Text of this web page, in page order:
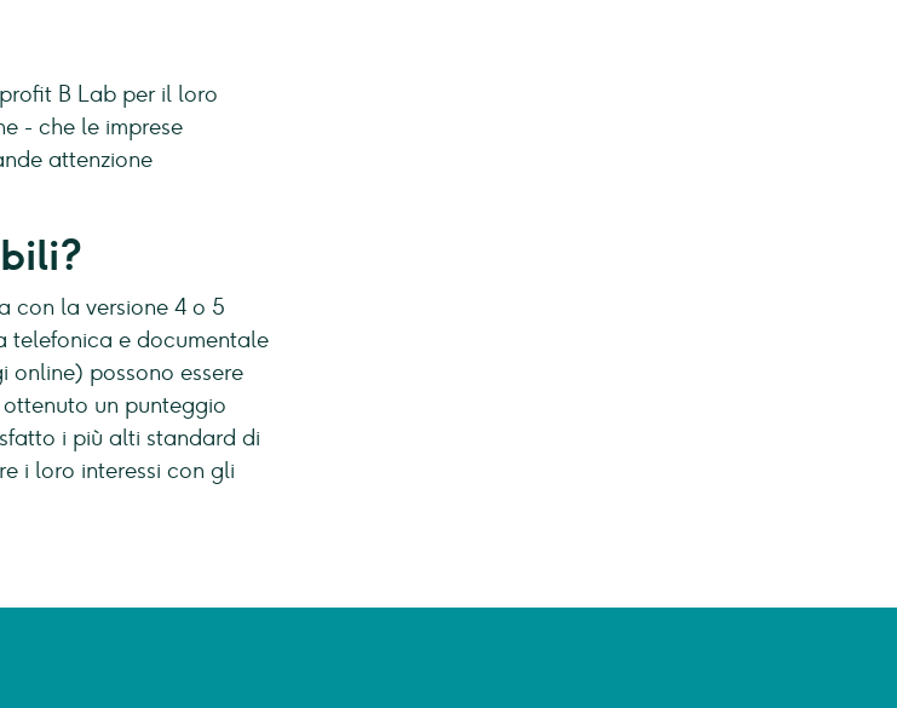
B Lab per il loro
- che le imprese
attenzione
con la versione 4 o 5
telefonica e documentale
possono essere
un punteggio
i più alti standard di
i loro interessi con gli